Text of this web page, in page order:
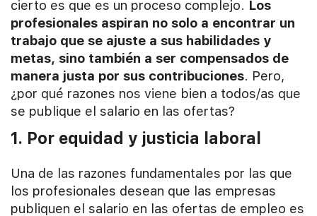
cierto es que es un proceso complejo. Los
profesionales aspiran no solo a encontrar un
trabajo que se ajuste a sus habilidades y
metas, sino también a ser compensados de
manera justa por sus contribuciones. Pero,
¿por qué razones nos viene bien a todos/as que
se publique el salario en las ofertas?
1. Por equidad y justicia laboral
Una de las razones fundamentales por las que
los profesionales desean que las empresas
publiquen el salario en las ofertas de empleo es